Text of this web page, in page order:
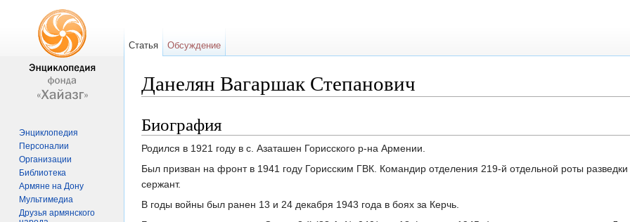
Данелян Вагаршак Степанович
Биография
Родился в 1921 году в с. Азаташен Горисского р-на Армении.
Был призван на фронт в 1941 году Горисским ГВК. Командир отделения 219-й отдельной роты
сержант.
В годы войны был ранен 13 и 24 декабря 1943 года в боях за Керчь.
Статья Обсуждение
Энциклопедия
Персоналии
Организации
Библиотека
Армяне на Дону
Мультимедиа
Друзья армянского